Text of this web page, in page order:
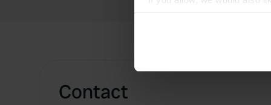
Collect information
Find out more about how
information about your use
Contact